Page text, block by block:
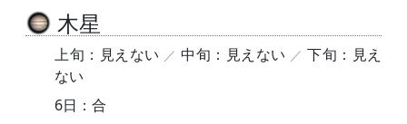
木星
上旬：見えない 中旬：見えない
下旬：見え
ない
6日：合